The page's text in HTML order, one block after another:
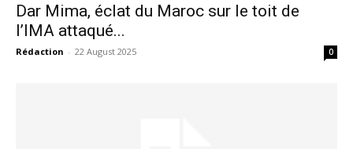
Dar Mima, éclat du Maroc sur le toit de
l’IMA attaqué...
Rédaction - 22 August 2025 0